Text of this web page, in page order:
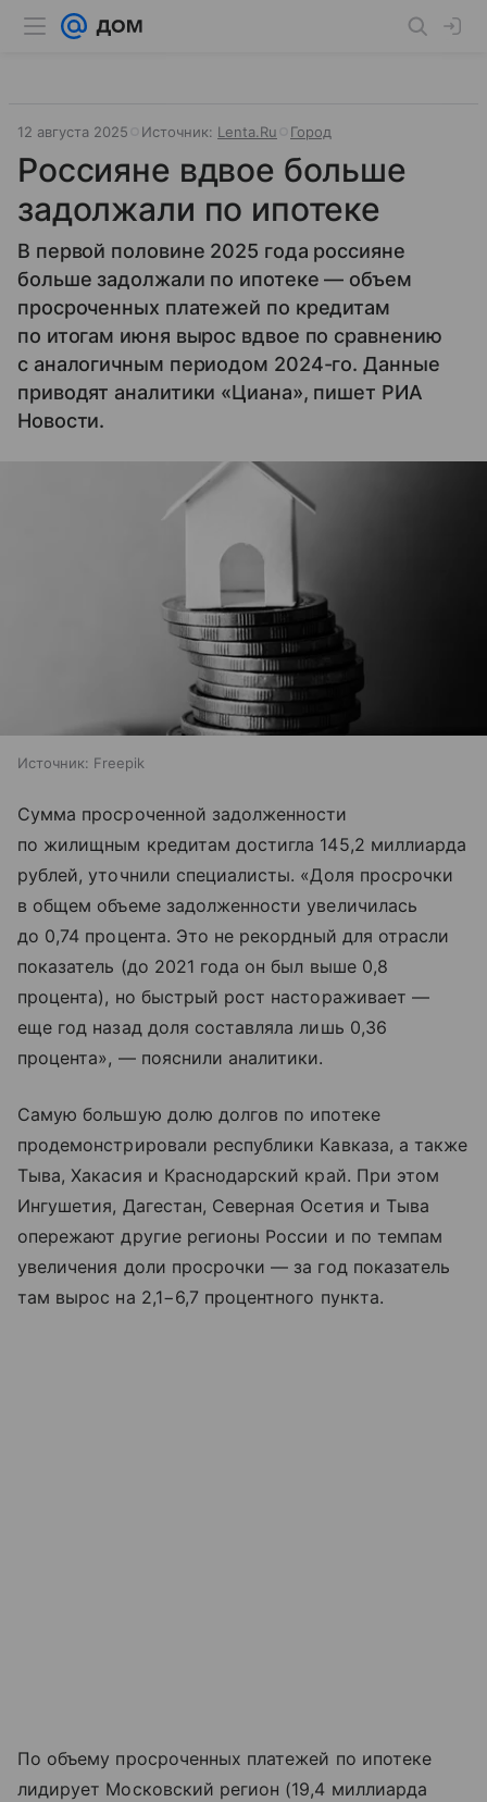
12 августа 2025 Источник: Lenta.Ru Город
Россияне вдвое больше
задолжали по ипотеке
В первой половине 2025 года россияне
больше задолжали по ипотеке — объем
просроченных платежей по кредитам
по итогам июня вырос вдвое по сравнению
с аналогичным периодом 2024-го. Данные
приводят аналитики «Циана», пишет РИА
Новости.
Источник: Freepik
Сумма просроченной задолженности
по жилищным кредитам достигла 145,2 миллиарда
рублей, уточнили специалисты. «Доля просрочки
в общем объеме задолженности увеличилась
до 0,74 процента. Это не рекордный для отрасли
показатель (до 2021 года он был выше 0,8
процента), но быстрый рост настораживает —
еще год назад доля составляла лишь 0,36
процента», — пояснили аналитики.
Самую большую долю долгов по ипотеке
продемонстрировали республики Кавказа, а также
Тыва, Хакасия и Краснодарский край. При этом
Ингушетия, Дагестан, Северная Осетия и Тыва
опережают другие регионы России и по темпам
увеличения доли просрочки — за год показатель
там вырос на 2,1−6,7 процентного пункта.
По объему просроченных платежей по ипотеке
лидирует Московский регион (19,4 миллиарда